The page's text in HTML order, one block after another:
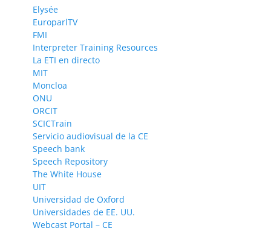
Elysée
EuroparlTV
FMI
Interpreter Training Resources
La ETI en directo
MIT
Moncloa
ONU
ORCIT
SCICTrain
Servicio audiovisual de la CE
Speech bank
Speech Repository
The White House
UIT
Universidad de Oxford
Universidades de EE. UU.
Webcast Portal – CE